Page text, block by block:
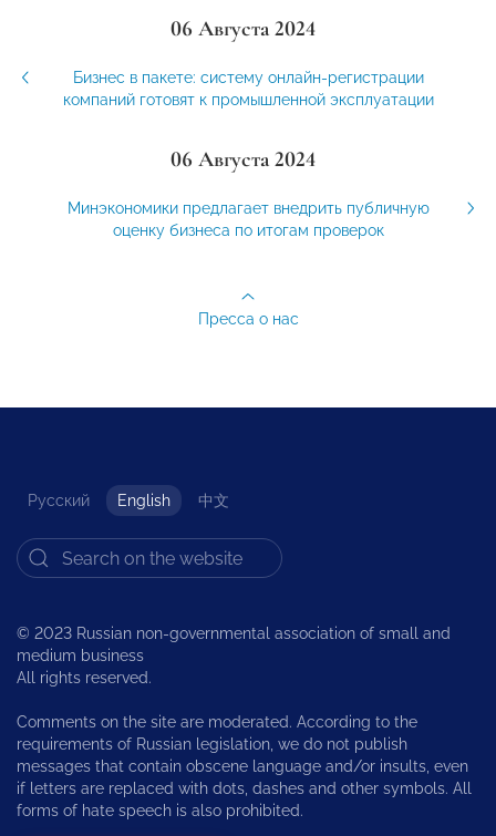
06 Августа 2024
Бизнес в пакете: систему онлайн-регистрации
компаний готовят к промышленной эксплуатации
06 Августа 2024
Минэкономики предлагает внедрить публичную
оценку бизнеса по итогам проверок
Пресса о нас
Русский English 中文
© 2023 Russian non-governmental association of small and
medium business
All rights reserved.
Comments on the site are moderated. According to the
requirements of Russian legislation, we do not publish
messages that contain obscene language and/or insults, even
if letters are replaced with dots, dashes and other symbols. All
forms of hate speech is also prohibited.